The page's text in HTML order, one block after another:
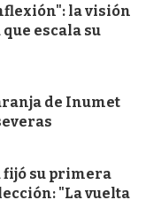
la visión
escala su
de Inumet
fijó su primera
"La vuelta